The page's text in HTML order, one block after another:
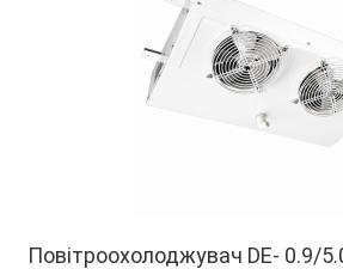
Повітроохолоджувач DE- 0.9/